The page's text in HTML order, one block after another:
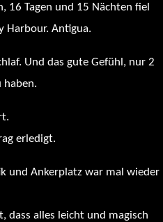
16 Tagen und 15 Nächten fiel
Harbour. Antigua.
Und das gute Gefühl, nur 2
erledigt.
und Ankerplatz war mal wieder
dass alles leicht und magisch